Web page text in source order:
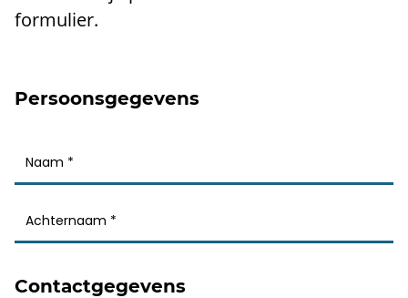
formulier.
Persoonsgegevens
Contactgegevens